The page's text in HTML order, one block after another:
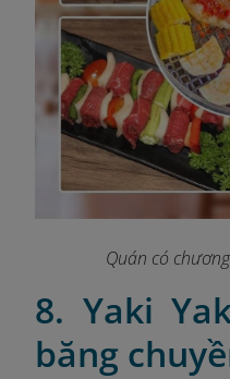
Quán có
8. Yaki
băng